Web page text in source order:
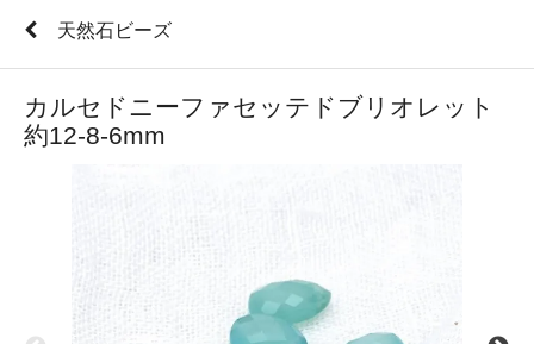
天然石ビーズ
カルセドニーファセッテドブリオレット
約12-8-6mm